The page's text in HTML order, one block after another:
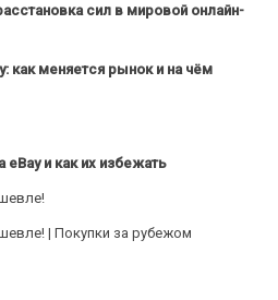
сил в мировой онлайн-
как меняется рынок и на чём
и как их избежать
| Покупки за рубежом